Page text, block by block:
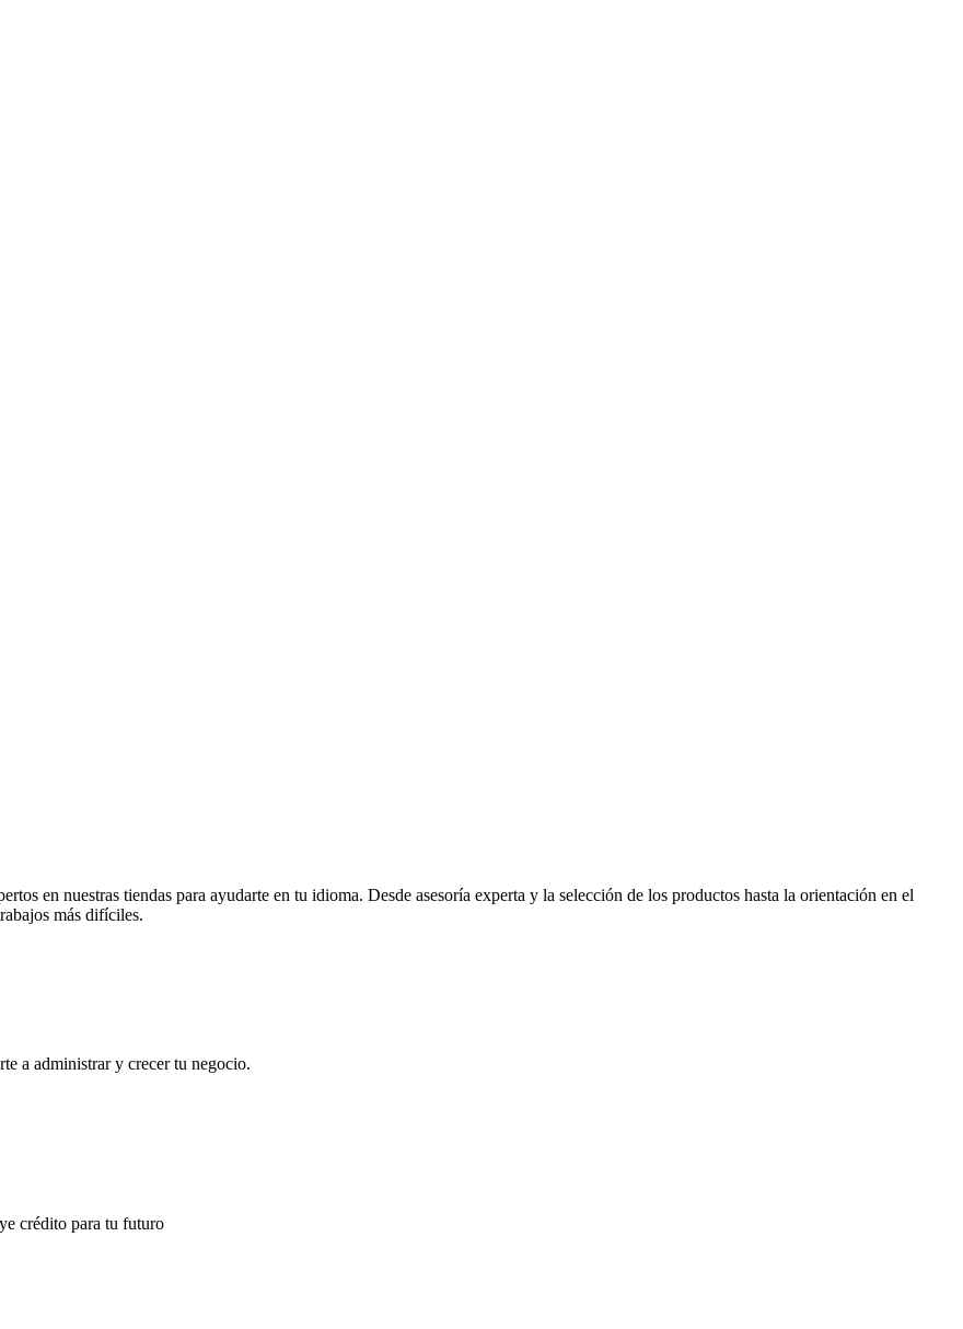
en nuestras tiendas para ayudarte en tu idioma. Desde asesoría experta y la selección de los productos hasta la orientación en el
más difíciles.
a administrar y crecer tu negocio.
crédito para tu futuro